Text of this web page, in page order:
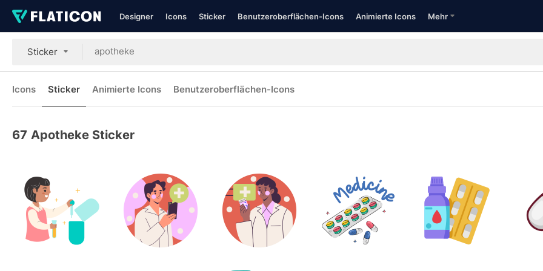
Designer Icons Sticker Benutzeroberflächen-Icons Animierte Icons Mehr
Sticker
Icons Sticker Animierte Icons Benutzeroberflächen-Icons
67 Apotheke Sticker